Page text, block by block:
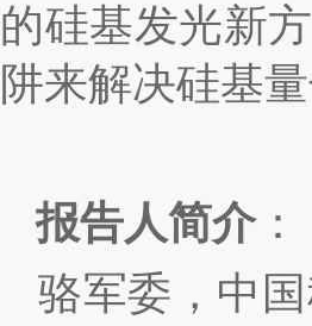
的硅基发光新
阱来解决硅基
报告人简介：
骆军委，中